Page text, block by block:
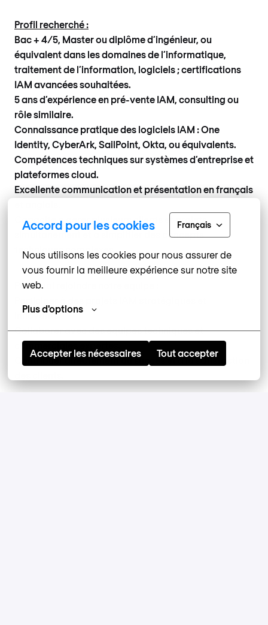
Accord pour les cookies Français
Nous utilisons les cookies pour nous assurer de
vous fournir la meilleure expérience sur notre site
web.
Plus d'options
Accepter les nécessaires Tout accepter
Profil recherché :
Bac + 4/5, Master ou diplôme d’ingénieur, ou
équivalent dans les domaines de l’informatique,
traitement de l’information, logiciels ; certifications
IAM avancées souhaitées.
5 ans d’expérience en pré-vente IAM, consulting ou
rôle similaire.
Connaissance pratique des logiciels IAM : One
Identity, CyberArk, SailPoint, Okta, ou équivalents.
Compétences techniques sur systèmes d’entreprise et
plateformes cloud.
Excellente communication et présentation en français
Capacité à gérer plusieurs clients et projets
simultanément et à simplifier des concepts
techniques complexes.
Pourquoi rejoindre notre équipe :
innovants.
Collaborer avec des équipes techniques et
commerciales expertes.
Contribuer directement au succès et à la satisfaction